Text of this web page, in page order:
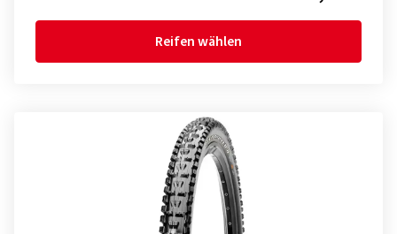
Reifen wählen